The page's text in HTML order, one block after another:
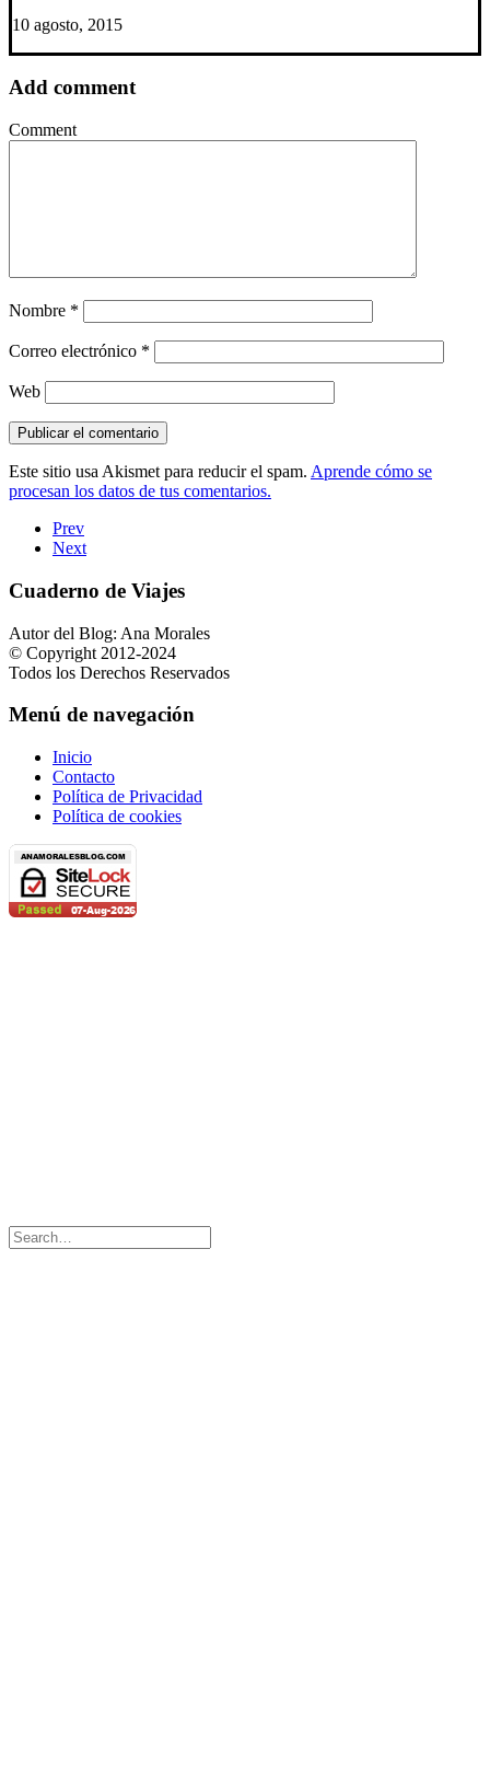
10 agosto, 2015
Add comment
Comment
Nombre *
Correo electrónico *
Web
Este sitio usa Akismet para reducir el spam. Aprende cómo se
procesan los datos de tus comentarios.
Prev
Next
Cuaderno de Viajes
Autor del Blog: Ana Morales
© Copyright 2012-2024
Todos los Derechos Reservados
Menú de navegación
Inicio
Contacto
Política de Privacidad
Política de cookies